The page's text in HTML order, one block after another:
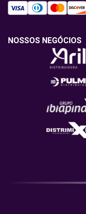
NOSSOS NEGÓCIOS